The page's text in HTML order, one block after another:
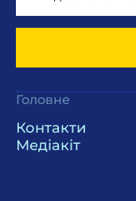
Головне
Контакти
Медіакіт